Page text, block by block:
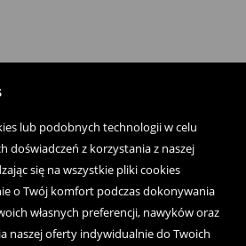
lub podobnych technologii w celu
doświadczeń z korzystania z naszej
się na wszystkie pliki cookies
o Twój komfort podczas dokonywania
własnych preferencji, nawyków oraz
naszej oferty indywidualnie do Twoich